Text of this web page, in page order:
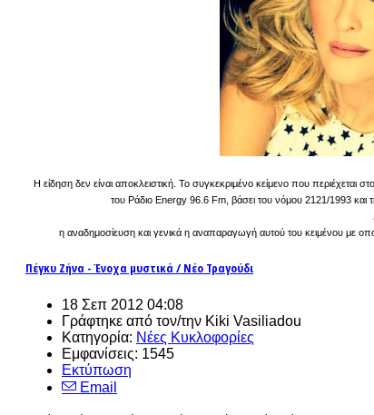
Η είδηση δεν είναι αποκλειστική. Το συγκεκριμένο κείμενο που περιέχεται
του Ράδιο Energy 96.6 Fm, βάσει του νόμου 2121/1993 και
η αναδημοσίευση και γενικά η αναπαραγωγή αυτού του κειμένου με
Πέγκυ Ζήνα - Ένοχα μυστικά / Νέο Τραγούδι
18 Σεπ 2012 04:08
Γράφτηκε από τον/την Kiki Vasiliadou
Κατηγορία: Νέες Κυκλοφορίες
Εμφανίσεις: 1545
Εκτύπωση
Email